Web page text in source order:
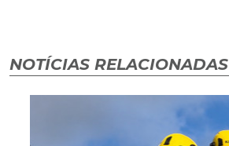
NOTÍCIAS RELACIONADAS